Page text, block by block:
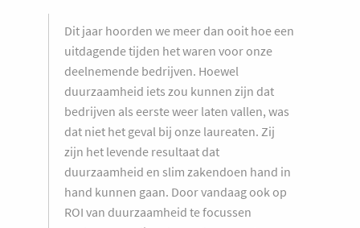
Dit jaar hoorden we meer dan ooit hoe een
uitdagende tijden het waren voor onze
deelnemende bedrijven. Hoewel
duurzaamheid iets zou kunnen zijn dat
bedrijven als eerste weer laten vallen, was
dat niet het geval bij onze laureaten. Zij
zijn het levende resultaat dat
duurzaamheid en slim zakendoen hand in
hand kunnen gaan. Door vandaag ook op
ROI van duurzaamheid te focussen